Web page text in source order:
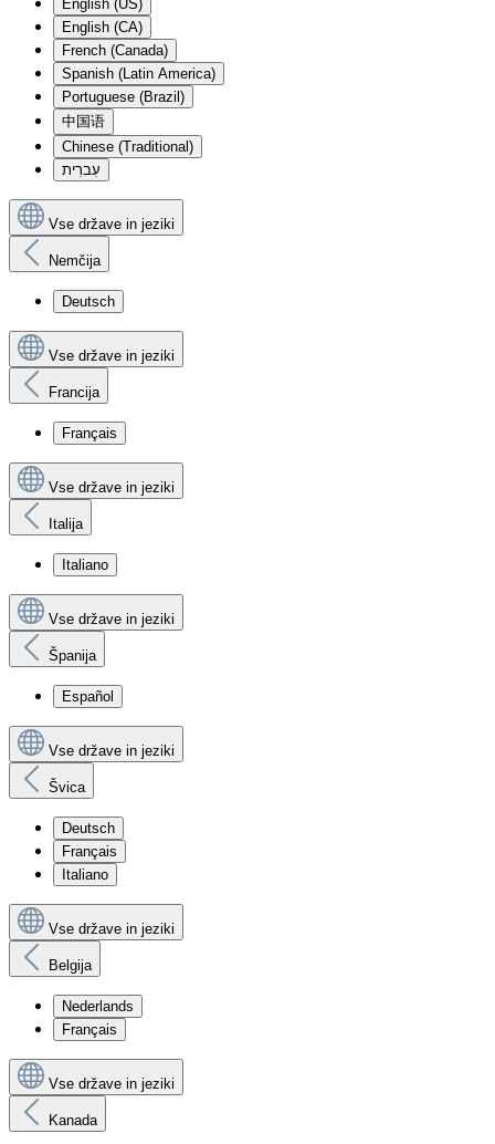
English (US)
English (CA)
French (Canada)
Spanish (Latin America)
Portuguese (Brazil)
中国语
Chinese (Traditional)
עִברִית
Vse države in jeziki
Nemčija
Deutsch
Vse države in jeziki
Francija
Français
Vse države in jeziki
Italija
Italiano
Vse države in jeziki
Španija
Español
Vse države in jeziki
Švica
Deutsch
Français
Italiano
Vse države in jeziki
Belgija
Nederlands
Français
Vse države in jeziki
Kanada